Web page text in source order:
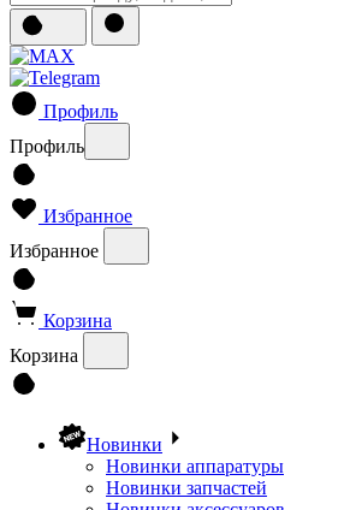
Профиль
Профиль
Избранное
Избранное
Корзина
Корзина
Новинки
Новинки аппаратуры
Новинки запчастей